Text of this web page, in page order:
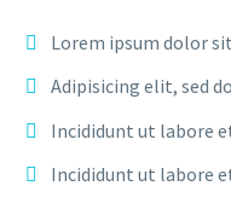
Lorem ipsum dolor
Adipisicing elit, sed
Incididunt ut labore
Incididunt ut labore